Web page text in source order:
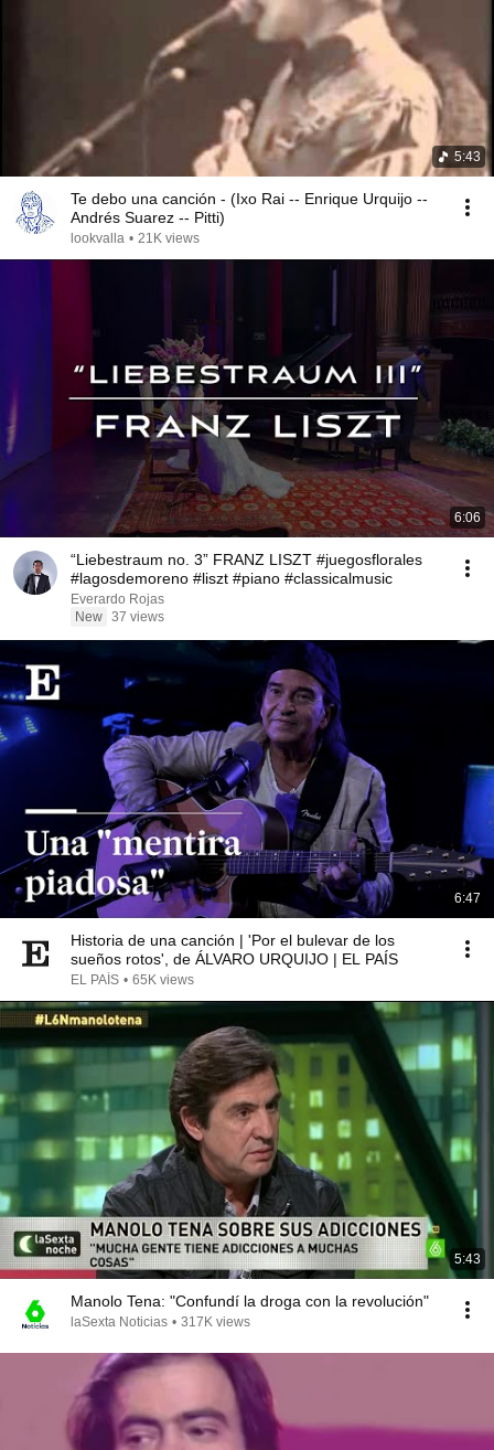
5:43
Te debo una canción - (Ixo Rai -- Enrique Urquijo --
Andrés Suarez -- Pitti)
lookvalla • 21K views
6:06
“Liebestraum no. 3” FRANZ LISZT #juegosflorales
#lagosdemoreno #liszt #piano #classicalmusic
Everardo Rojas
New 37 views
6:47
Historia de una canción | 'Por el bulevar de los
sueños rotos', de ÁLVARO URQUIJO | EL PAÍS
EL PAÍS • 65K views
5:43
Manolo Tena: "Confundí la droga con la revolución"
laSexta Noticias • 317K views